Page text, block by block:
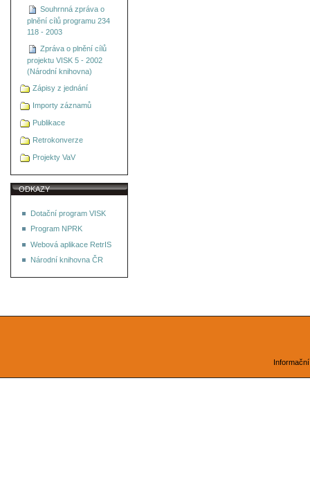
Souhrnná zpráva o
plnění cílů programu 234
118 - 2003
Zpráva o plnění cílů
projektu VISK 5 - 2002
(Národní knihovna)
Zápisy z jednání
Importy záznamů
Publikace
Retrokonverze
Projekty VaV
ODKAZY
Dotační program VISK
Program NPRK
Webová aplikace RetrIS
Národní knihovna ČR